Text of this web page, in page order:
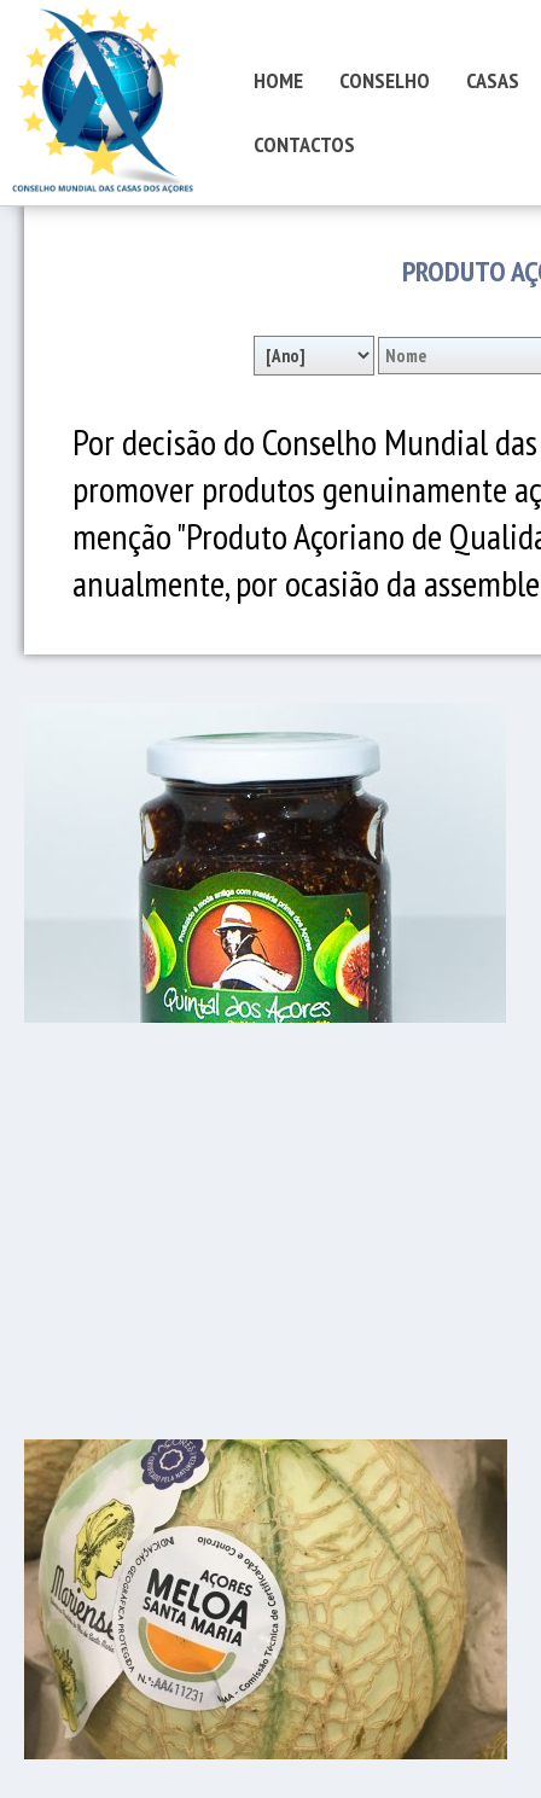
HOME CONSELHO CASAS
CONTACTOS
PRODUTO
Por decisão do Conselho Mundial
promover produtos genuinamente
menção "Produto Açoriano de
anualmente, por ocasião da